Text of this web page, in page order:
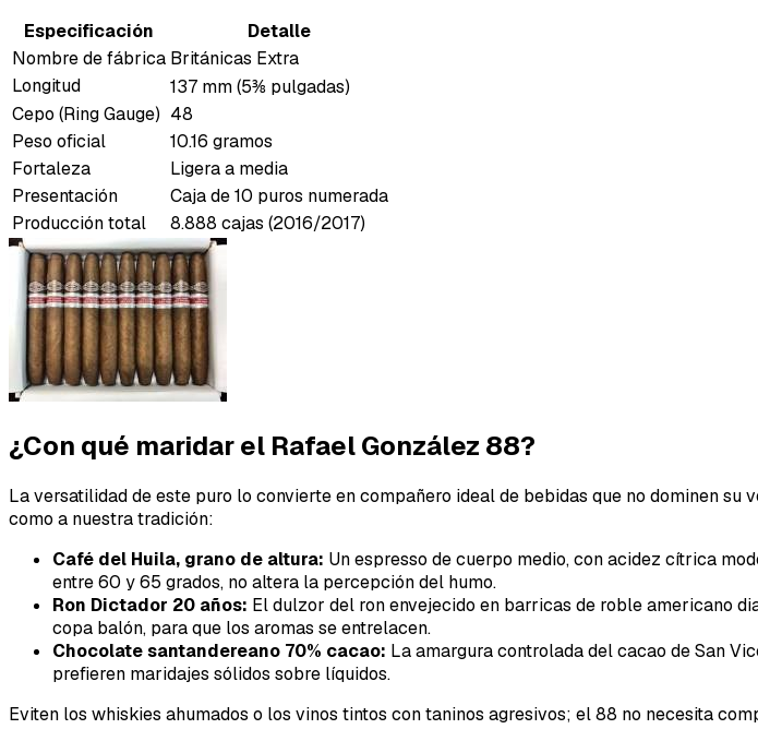
Especificación
Detalle
Nombre de fábrica Británicas Extra
Longitud
137 mm (5⅜ pulgadas)
Cepo (Ring Gauge) 48
Peso oficial
10.16 gramos
Fortaleza
Ligera a media
Presentación
Caja de 10 puros numerada
Producción total
8.888 cajas (2016/2017)
¿Con qué maridar el Rafael González 88?
La versatilidad de este puro lo convierte en compañero ideal de bebidas que no dominen
como a nuestra tradición:
Café del Huila, grano de altura: Un espresso de cuerpo medio, con acidez cítrica
entre 60 y 65 grados, no altera la percepción del humo.
Ron Dictador 20 años: El dulzor del ron envejecido en barricas de roble americano
copa balón, para que los aromas se entrelacen.
Chocolate santandereano 70% cacao: La amargura controlada del cacao de San
prefieren maridajes sólidos sobre líquidos.
Eviten los whiskies ahumados o los vinos tintos con taninos agresivos; el 88 no necesita